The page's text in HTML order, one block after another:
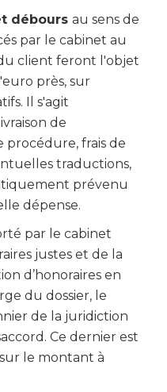
débours au sens de
par le cabinet au
client feront l'objet
près, sur
Il s'agit
de
procédure, frais de
traductions,
prévenu
dépense.
par le cabinet
justes et de la
d’honoraires en
du dossier, le
de la juridiction
Ce dernier est
le montant à